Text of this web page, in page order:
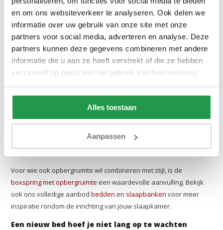
en om ons websiteverkeer te analyseren. Ook delen we
informatie over uw gebruik van onze site met onze
partners voor social media, adverteren en analyse. Deze
partners kunnen deze gegevens combineren met andere
informatie die u aan ze heeft verstrekt of die ze hebben
verzameld op basis van uw gebruik van hun services.
Alles toestaan
Aanpassen
Wil je de boxspring nog verder personaliseren? Via onze pagina
zelf boxspring samenstellenkies je zelf het stof, de kleur en de
afmetingen die bij jouw slaapkamer passen. Bekijk ook de
elektrische boxspringvoor modellen met een verstelbaar
onderstel of de hoog laag boxspringvoor extra
gebruiksgemak.zelf boxspring samenstellen
Stijlvol en ruimtebesparend tegelijk
Een van de grootste voordelen van een boxspring met tv lift is de
zichtbare kabels en geen tv die de aandacht trekt als je wil slapen.
De slaapkamer blijft wat hij moet zijn: een plek van ontspanning
en rust.
Voor wie ook opbergruimte wil combineren met stijl, is de
boxspring met opbergruimte een waardevolle aanvulling. Bekijk
ook ons volledige aanbodbedden en slaapbanken voor meer
inspiratie rondom de inrichting van jouw slaapkamer.
Een nieuw bed hoef je niet lang op te wachten